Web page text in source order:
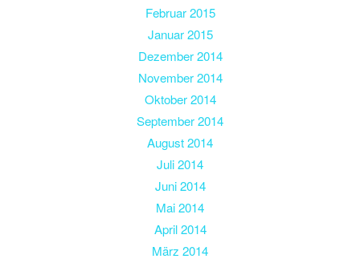
Februar 2015
Januar 2015
Dezember 2014
November 2014
Oktober 2014
September 2014
August 2014
Juli 2014
Juni 2014
Mai 2014
April 2014
März 2014